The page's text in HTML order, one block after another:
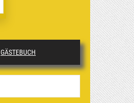
GÄSTEBUCH